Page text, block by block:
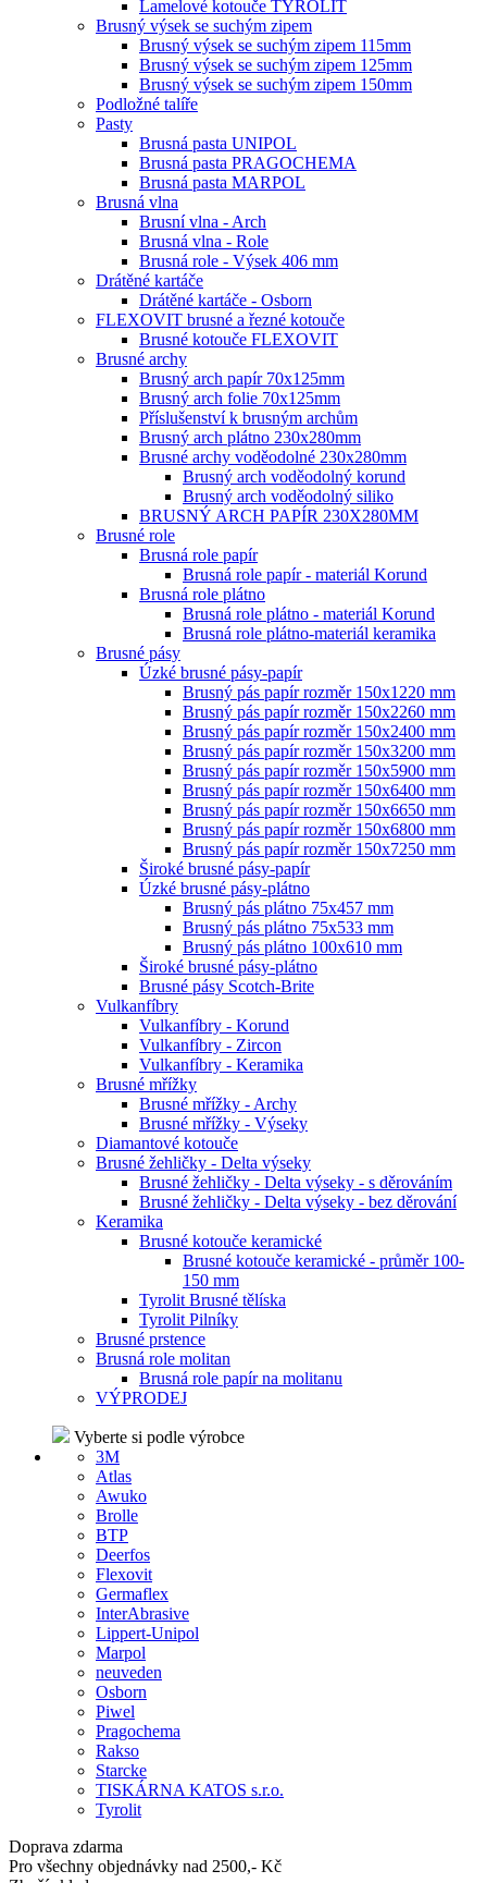
Lamelové kotouče TYROLIT
Brusný výsek se suchým zipem
Brusný výsek se suchým zipem 115mm
Brusný výsek se suchým zipem 125mm
Brusný výsek se suchým zipem 150mm
Podložné talíře
Pasty
Brusná pasta UNIPOL
Brusná pasta PRAGOCHEMA
Brusná pasta MARPOL
Brusná vlna
Brusní vlna - Arch
Brusná vlna - Role
Brusná role - Výsek 406 mm
Drátěné kartáče
Drátěné kartáče - Osborn
FLEXOVIT brusné a řezné kotouče
Brusné kotouče FLEXOVIT
Brusné archy
Brusný arch papír 70x125mm
Brusný arch folie 70x125mm
Příslušenství k brusným archům
Brusný arch plátno 230x280mm
Brusné archy voděodolné 230x280mm
Brusný arch voděodolný korund
Brusný arch voděodolný siliko
BRUSNÝ ARCH PAPÍR 230X280MM
Brusné role
Brusná role papír
Brusná role papír - materiál Korund
Brusná role plátno
Brusná role plátno - materiál Korund
Brusná role plátno-materiál keramika
Brusné pásy
Úzké brusné pásy-papír
Brusný pás papír rozměr 150x1220 mm
Brusný pás papír rozměr 150x2260 mm
Brusný pás papír rozměr 150x2400 mm
Brusný pás papír rozměr 150x3200 mm
Brusný pás papír rozměr 150x5900 mm
Brusný pás papír rozměr 150x6400 mm
Brusný pás papír rozměr 150x6650 mm
Brusný pás papír rozměr 150x6800 mm
Brusný pás papír rozměr 150x7250 mm
Široké brusné pásy-papír
Úzké brusné pásy-plátno
Brusný pás plátno 75x457 mm
Brusný pás plátno 75x533 mm
Brusný pás plátno 100x610 mm
Široké brusné pásy-plátno
Brusné pásy Scotch-Brite
Vulkanfíbry
Vulkanfíbry - Korund
Vulkanfíbry - Zircon
Vulkanfíbry - Keramika
Brusné mřížky
Brusné mřížky - Archy
Brusné mřížky - Výseky
Diamantové kotouče
Brusné žehličky - Delta výseky
Brusné žehličky - Delta výseky - s děrováním
Brusné žehličky - Delta výseky - bez děrování
Keramika
Brusné kotouče keramické
Brusné kotouče keramické - průměr 100-
150 mm
Tyrolit Brusné tělíska
Tyrolit Pilníky
Brusné prstence
Brusná role molitan
Brusná role papír na molitanu
VÝPRODEJ
Vyberte si podle výrobce
3M
Atlas
Awuko
Brolle
BTP
Deerfos
Flexovit
Germaflex
InterAbrasive
Lippert-Unipol
Marpol
neuveden
Osborn
Piwel
Pragochema
Rakso
Starcke
TISKÁRNA KATOS s.r.o.
Tyrolit
Doprava zdarma
Pro všechny objednávky nad 2500,- Kč